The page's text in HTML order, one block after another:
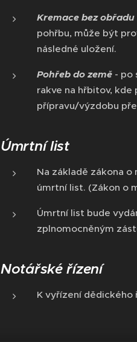
Kremace bez obřadu
pohřbu, může být
následné uložení.
Pohřeb do země - po
rakve na hřbitov,
přípravu/výzdobu
Úmrtní list
Na základě zákona
úmrtní list. (Zákon o
Úmrtní list bude
zplnomocněným
Notářské řízení
K vyřízení